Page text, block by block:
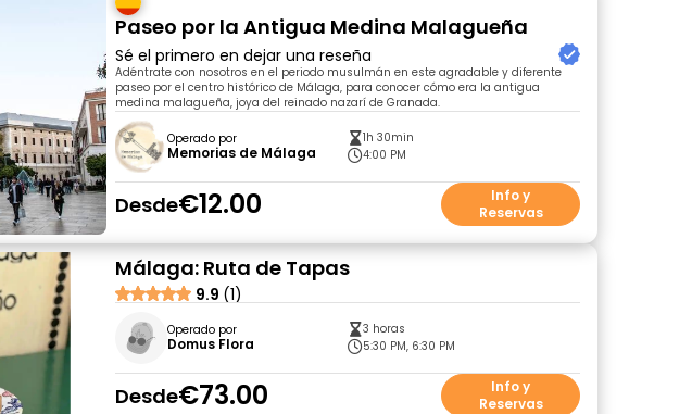
Paseo por la Antigua Medina Malagueña
Sé el primero en dejar una reseña
Adéntrate con nosotros en el periodo musulmán en este agradable y diferente
paseo por el centro histórico de Málaga, para conocer cómo era la antigua
medina malagueña, joya del reinado nazarí de Granada.
Operado por
Memorias de Málaga
1h 30min
4:00 PM
Desde€12.00
Info y
Reservas
Málaga: Ruta de Tapas
9.9 (1)
Operado por
Domus Flora
3 horas
5:30 PM, 6:30 PM
Desde€73.00
Info y
Reservas